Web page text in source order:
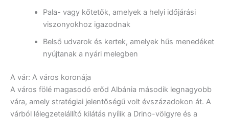
Pala- vagy kőtetők, amelyek a helyi időjárási
viszonyokhoz igazodnak
Belső udvarok és kertek, amelyek hűs menedéket
nyújtanak a nyári melegben
A vár: A város koronája
A város fölé magasodó erőd Albánia második legnagyobb
vára, amely stratégiai jelentőségű volt évszázadokon át. A
várból lélegzetelállító kilátás nyílik a Drino-völgyre és a